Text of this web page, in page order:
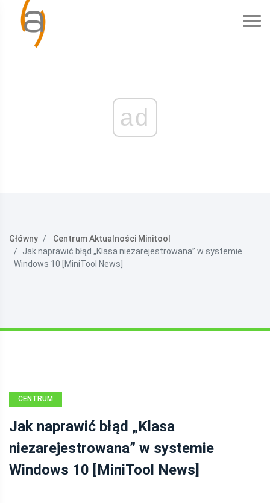
ad
Główny
Centrum Aktualności Minitool
Jak naprawić błąd „Klasa niezarejestrowana” w systemie
Windows 10 [MiniTool News]
CENTRUM
MINITOOL
Jak naprawić błąd „Klasa
niezarejestrowana” w systemie
Windows 10 [MiniTool News]